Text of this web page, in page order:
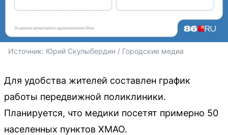
Источник: Юрий Скулыбердин / Городские медиа
Для удобства жителей составлен график
работы передвижной поликлиники.
Планируется, что медики посетят примерно 50
населенных пунктов ХМАО.